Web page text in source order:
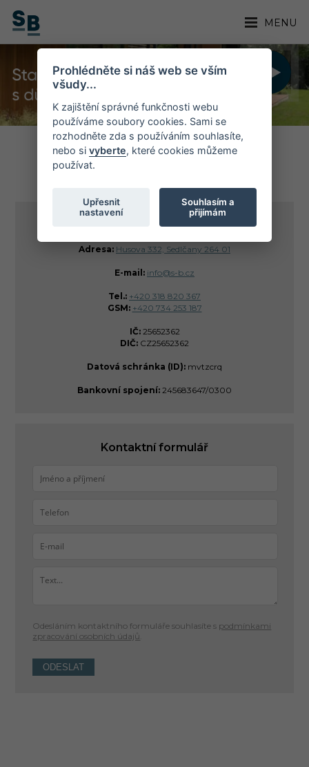
MENU
S-B s.r.o.
Adresa: Husova 332, Sedlčany 264 01
E-mail: info@s-b.cz
Tel.: +420 318 820 367
GSM: +420 734 253 187
IČ:25652362
DIČ: CZ25652362
Datová schránka (ID): mvtzcrq
Bankovní spojení: 245683647/0300
Kontaktní formulář
Odesláním kontaktního formuláře souhlasíte s podmínkami
zpracování osobních údajů
Prohlédněte si náš web se vším
všudy...
K zajištění správné funkčnosti webu
používáme soubory cookies. Sami se
rozhodněte zda s používáním souhlasíte,
nebo sivyberte, které cookies můžeme
používat.
Souhlasím a
přijímám
Upřesnit
nastavení